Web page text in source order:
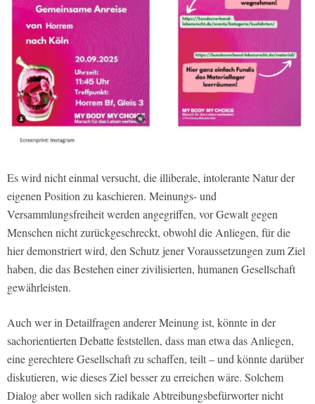
Es wird nicht einmal versucht, die illiberale, intolerante Natur der
eigenen Position zu kaschieren. Meinungs- und
Versammlungsfreiheit werden angegriffen, vor Gewalt gegen
Menschen nicht zurückgeschreckt, obwohl die Anliegen, für die
hier demonstriert wird, den Schutz jener Voraussetzungen zum Ziel
haben, die das Bestehen einer zivilisierten, humanen Gesellschaft
gewährleisten.
Auch wer in Detailfragen anderer Meinung ist, könnte in der
sachorientierten Debatte feststellen, dass man etwa das Anliegen,
eine gerechtere Gesellschaft zu schaffen, teilt – und könnte darüber
diskutieren, wie dieses Ziel besser zu erreichen wäre. Solchem
Dialog aber wollen sich radikale Abtreibungsbefürworter nicht